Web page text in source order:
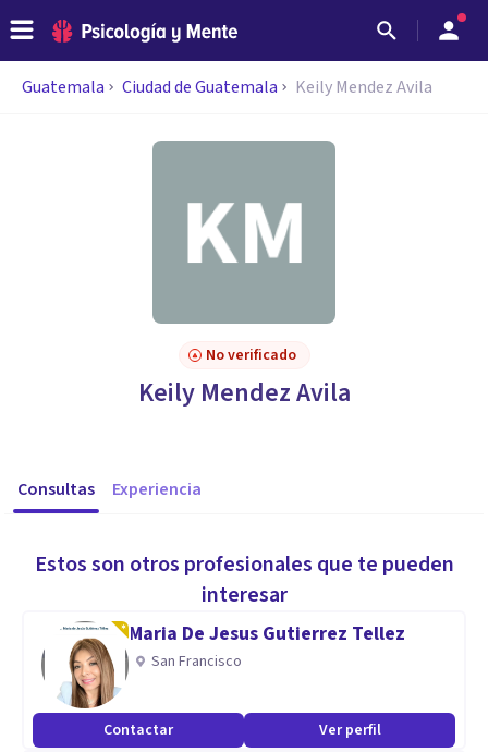
Guatemala Ciudad de Guatemala Keily Mendez Avila
No verificado
Keily Mendez Avila
Consultas Experiencia
Estos son otros profesionales que te pueden
interesar
Maria De Jesus Gutierrez Tellez
San Francisco
Contactar Ver perfil